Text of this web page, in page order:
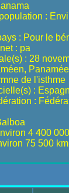
:
: Pour le
: pa
: 28
de l'isthme
:
:
4 400
75 500